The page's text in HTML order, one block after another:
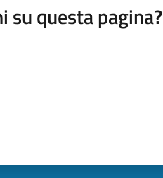
su questa pagina?